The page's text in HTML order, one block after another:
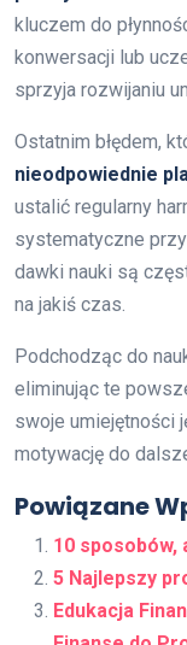
kluczem do
konwersacji lub
sprzyja rozwijaniu
Ostatnim błędem,
nieodpowiednie
ustalić regularny
systematyczne
dawki nauki są
na jakiś czas.
Podchodząc do
eliminując te
swoje umiejętności
motywację do
Powiązane
10 sposobów,
5 Najlepszy
Edukacja